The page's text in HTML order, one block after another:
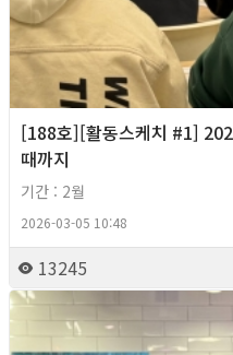
[188호][활동스케치 #1]
때까지
기간 : 2월
2026-03-05 10:48
13245